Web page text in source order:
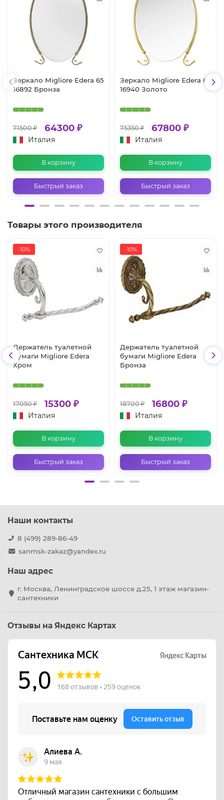
Зеркало Migliore Edera 65
16892 Бронза
71500 ₽ 64300 ₽
Италия
В корзину
Быстрый заказ
Зеркало Migliore Edera 65
16940 Золото
75350 ₽ 67800 ₽
Италия
В корзину
Быстрый заказ
Товары этого производителя
-10%
Держатель туалетной
бумаги Migliore Edera
Хром
17050 ₽ 15300 ₽
Италия
В корзину
Быстрый заказ
-10%
Держатель туалетной
бумаги Migliore Edera
Бронза
18700 ₽ 16800 ₽
Италия
В корзину
Быстрый заказ
Наши контакты
8 (499) 289-86-49
sanmsk-zakaz@yandex.ru
Наш адрес
г. Москва, Ленинградское шоссе д.25, 1 этаж магазин-
сантехники
Отзывы на Яндекс Картах